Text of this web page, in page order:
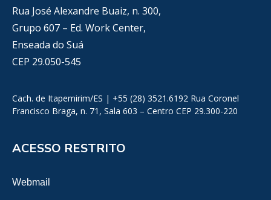
Rua José Alexandre Buaiz, n. 300,
Grupo 607 – Ed. Work Center,
Enseada do Suá
CEP 29.050-545
Cach. de Itapemirim/ES | +55 (28) 3521.6192 Rua Coronel
Francisco Braga, n. 71, Sala 603 – Centro CEP 29.300-220
ACESSO RESTRITO
Webmail